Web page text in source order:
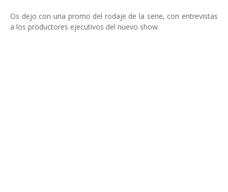
Os dejo con una promo del rodaje de la serie, con entrevistas
a los productores ejecutivos del nuevo show.